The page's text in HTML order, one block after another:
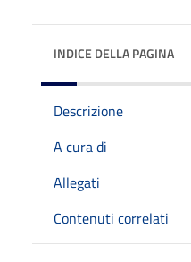
INDICE DELLA PAGINA
Descrizione
A cura di
Allegati
Contenuti correlati